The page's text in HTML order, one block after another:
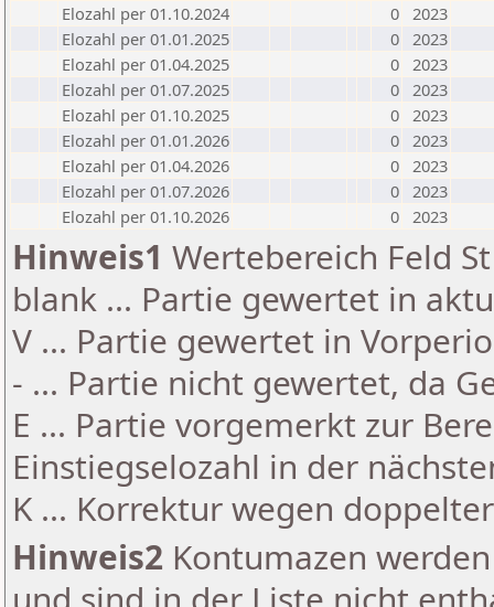
Elozahl per 01.10.2024
0 2023
Elozahl per 01.01.2025
0 2023
Elozahl per 01.04.2025
0 2023
Elozahl per 01.07.2025
0 2023
Elozahl per 01.10.2025
0 2023
Elozahl per 01.01.2026
0 2023
Elozahl per 01.04.2026
0 2023
Elozahl per 01.07.2026
0 2023
Elozahl per 01.10.2026
0 2023
Hinweis1 Wertebereich Feld
blank ... Partie gewertet in
V ... Partie gewertet in
- ... Partie nicht gewertet, da
E ... Partie vorgemerkt zur
Einstiegselozahl in der
K ... Korrektur wegen
Hinweis2 Kontumazen